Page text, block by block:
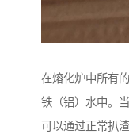
在熔化炉中所有
铁（铝）水中。
可以通过正常扒